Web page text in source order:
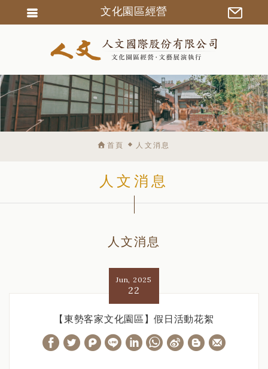
首頁 人文消息
人文消息
人文消息
Jun, 2025
22
【東勢客家文化園區】假日活動花絮
W S
文化園區經營
會員註冊
忘記密碼
訂單查詢
匯款通知